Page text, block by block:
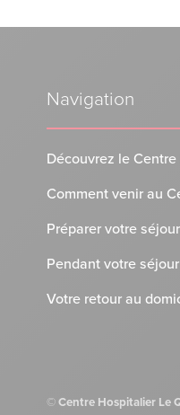
Navigation
Découvrez le
Comment venir au
Préparer votre
Pendant votre
Votre retour au
©Centre Hospitalier Le